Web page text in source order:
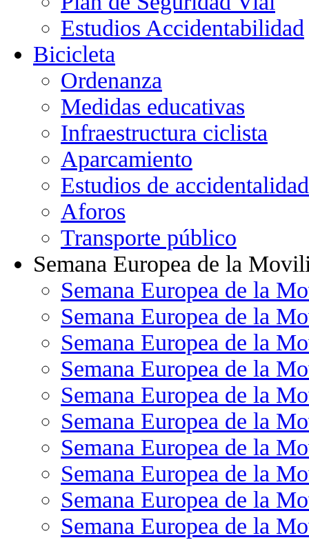
Estudios Accidentabilidad
Bicicleta
Ordenanza
Medidas educativas
Infraestructura ciclista
Aparcamiento
Estudios de accidentalidad
Aforos
Transporte público
Semana Europea de la
Semana Europea de la
Semana Europea de la
Semana Europea de la
Semana Europea de la
Semana Europea de la
Semana Europea de la
Semana Europea de la
Semana Europea de la
Semana Europea de la
Semana Europea de la